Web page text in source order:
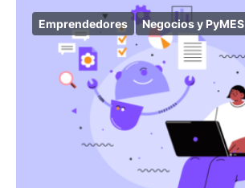
Emprendedores Negocios y PyMES